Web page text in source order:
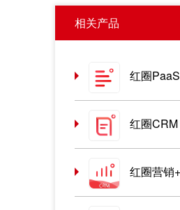
相关产品
红圈PaaS
红圈CRM
红圈营销+